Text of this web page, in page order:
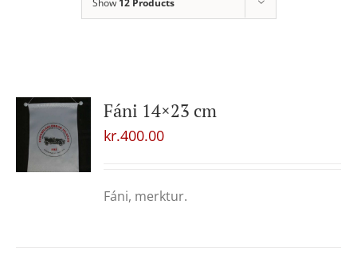
Show 12 Products
Fáni 14×23 cm
kr.400.00
Fáni, merktur.